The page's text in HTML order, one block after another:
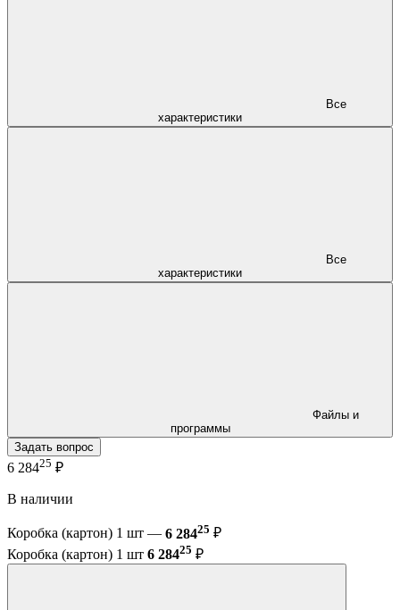
характеристики
характеристики
программы
Задать вопрос
6 28425 ₽
В наличии
Коробка (картон) 1 шт — 6 28425 ₽
Коробка (картон) 1 шт 6 28425 ₽